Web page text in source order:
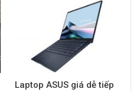
Laptop ASUS giá dễ tiếp